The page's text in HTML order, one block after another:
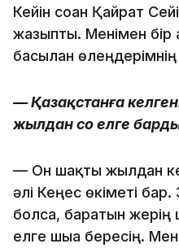
Кейін соған Қайрат
жазыпты. Менімен бір
басылған
— Қазақстанға
жылдан соң елге
— Он шақты жылдан
әлі Кеңес өкіметі
болса, баратын жерің
елге шыға бересің.